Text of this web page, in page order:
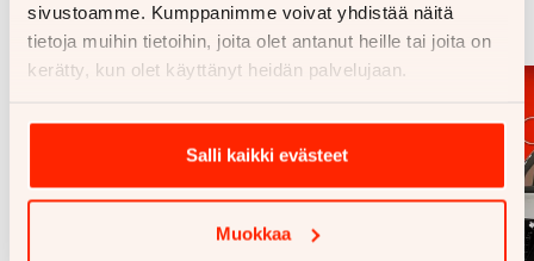
sivustoamme. Kumppanimme voivat yhdistää näitä
tietoja muihin tietoihin, joita olet antanut heille tai joita on
kerätty, kun olet käyttänyt heidän palvelujaan.
Salli kaikki evästeet
Muokkaa
Katso kaikki